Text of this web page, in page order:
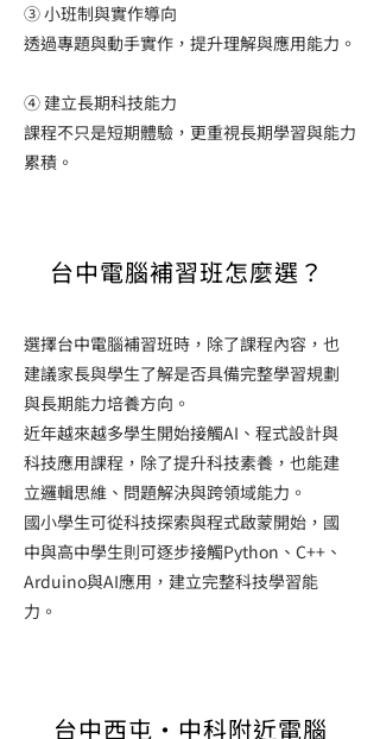
③ 小班制與實作導向
透過專題與動手實作，提升理解與應用能力。
④ 建立長期科技能力
課程不只是短期體驗，更重視長期學習與能力
累積。
台中電腦補習班怎麼選？
選擇台中電腦補習班時，除了課程內容，也
建議家長與學生了解是否具備完整學習規劃
與長期能力培養方向。
近年越來越多學生開始接觸AI、程式設計與
科技應用課程，除了提升科技素養，也能建
立邏輯思維、問題解決與跨領域能力。
國小學生可從科技探索與程式啟蒙開始，國
中與高中學生則可逐步接觸Python、C++、
Arduino與AI應用，建立完整科技學習能
力。
台中西屯・中科附近電腦